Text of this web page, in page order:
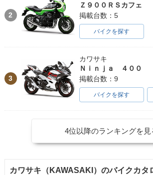
2
Ｚ９００ＲＳカフェ
掲載台数：5
バイクを探す
3
カワサキ
Ｎｉｎｊａ ４００
掲載台数：9
バイクを探す
4位以降のランキングを見
カワサキ（KAWASAKI）のバイクカタ